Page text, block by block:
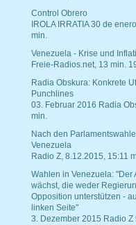
Control Obrero
IROLA IRRATIA 30 de
min.
Venezuela - Krise und
Freie-Radios.net, 13 min.
Radia Obskura: Konkrete
Punchlines
03. Februar 2016 Radia
min.
Nach den
Venezuela
Radio Z, 8.12.2015, 15:11
Wahlen in Venezuela: "Der
wächst, die weder
Opposition unterstützen -
linken Seite"
3. Dezember 2015 Radio Z